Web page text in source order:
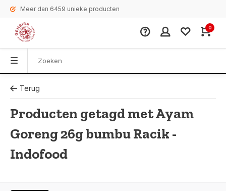
Meer dan 6459 unieke producten
0
Terug
Producten getagd met Ayam
Goreng 26g bumbu Racik -
Indofood